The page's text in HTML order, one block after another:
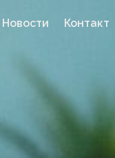
Новости Контакт